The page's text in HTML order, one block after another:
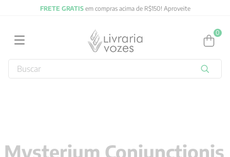
FRETE GRATISem compras acima de R$150! Aproveite
0
Buscar
Mysterium Coniunctionis
4º jung